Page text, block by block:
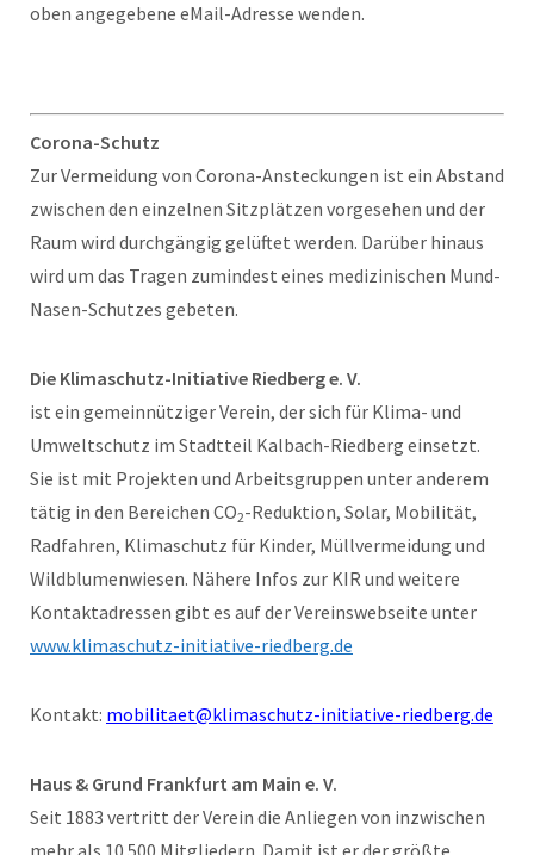
oben angegebene eMail-Adresse wenden.
Corona-Schutz
Zur Vermeidung von Corona-Ansteckungen ist ein Abstand
zwischen den einzelnen Sitzplätzen vorgesehen und der
Raum wird durchgängig gelüftet werden. Darüber hinaus
wird um das Tragen zumindest eines medizinischen Mund-
Nasen-Schutzes gebeten.
Die Klimaschutz-Initiative Riedberg e. V.
ist ein gemeinnütziger Verein, der sich für Klima- und
Umweltschutz im Stadtteil Kalbach-Riedberg einsetzt.
Sie ist mit Projekten und Arbeitsgruppen unter anderem
tätig in den Bereichen CO2-Reduktion, Solar, Mobilität,
Radfahren, Klimaschutz für Kinder, Müllvermeidung und
Wildblumenwiesen. Nähere Infos zur KIR und weitere
Kontaktadressen gibt es auf der Vereinswebseite unter
www.klimaschutz-initiative-riedberg.de
Kontakt: mobilitaet@klimaschutz-initiative-riedberg.de
Haus & Grund Frankfurt am Main e. V.
Seit 1883 vertritt der Verein die Anliegen von inzwischen